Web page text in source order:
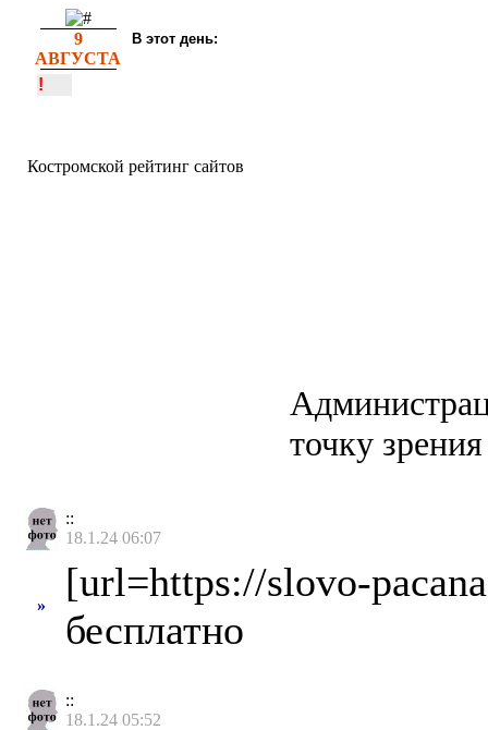
9
АВГУСТА
В этот день:
!
Костромской рейтинг сайтов
точку
::
18.1.24 06:07
»
[url=https://slovo-
бесплатно
::
18.1.24 05:52